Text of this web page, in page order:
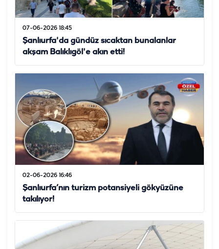
07-06-2026 18:45
Şanlıurfa'da gündüz sıcaktan bunalanlar
akşam Balıklıgöl'e akın etti!
02-06-2026 16:46
Şanlıurfa’nın turizm potansiyeli gökyüzüne
takılıyor!